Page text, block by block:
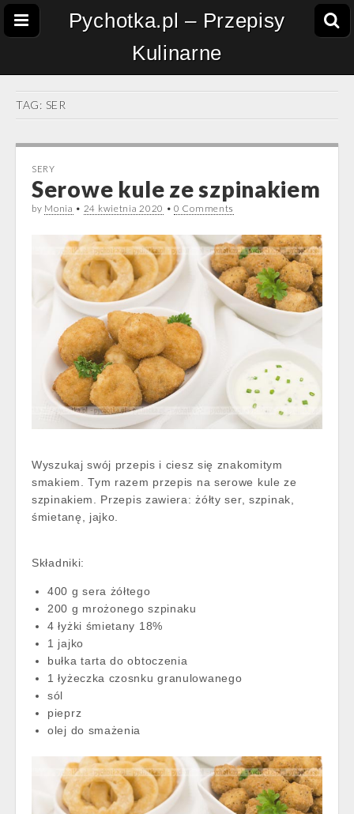
Pychotka.pl – Przepisy
Kulinarne
TAG: SER
SERY
Serowe kule ze szpinakiem
by Monia • 24 kwietnia 2020 •0 Comments
Wyszukaj swój przepis i ciesz się znakomitym
smakiem. Tym razem przepis na serowe kule ze
szpinakiem. Przepis zawiera: żółty ser, szpinak,
śmietanę, jajko.
Składniki:
400 g sera żółtego
200 g mrożonego szpinaku
4 łyżki śmietany 18%
1 jajko
bułka tarta do obtoczenia
1 łyżeczka czosnku granulowanego
sól
pieprz
olej do smażenia